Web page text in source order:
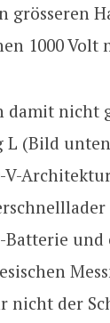
grösseren
1000 Volt
damit nicht
L (Bild
V-
Batterie und
nicht der